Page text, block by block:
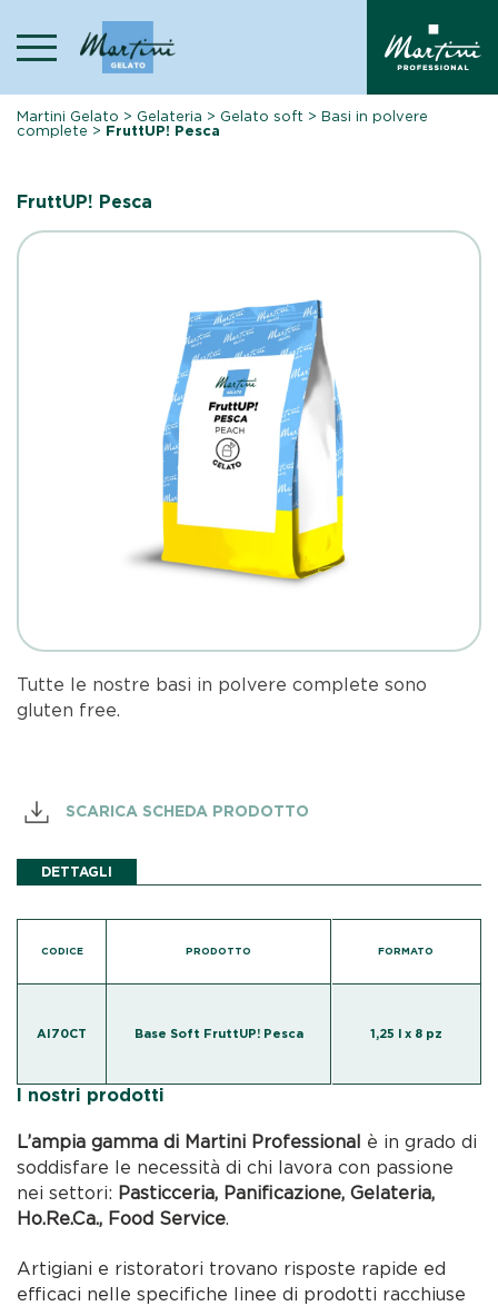
content
Martini Gelato > Gelateria > Gelato soft >Basi in polvere
complete > FruttUP! Pesca
FruttUP! Pesca
Tutte le nostre basi in polvere complete sono
gluten free.
SCARICA SCHEDA PRODOTTO
DETTAGLI
CODICE PRODOTTO
AI70CT Base Soft FruttUP! Pesca
FORMATO
1,25 l x 8 pz
I nostri prodotti
L’ampia gamma di Martini Professional è in grado di
soddisfare le necessità di chi lavora con passione
nei settori: Pasticceria, Panificazione, Gelateria,
Ho.Re.Ca., Food Service.
Artigiani e ristoratori trovano risposte rapide ed
efficaci nelle specifiche linee di prodotti racchiuse